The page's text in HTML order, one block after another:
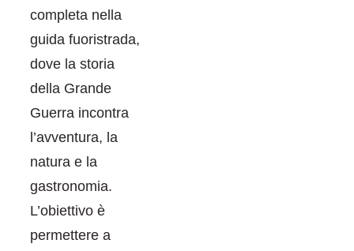
completa nella
guida fuoristrada,
dove la storia
della Grande
Guerra incontra
l’avventura, la
natura e la
gastronomia.
L’obiettivo è
permettere a